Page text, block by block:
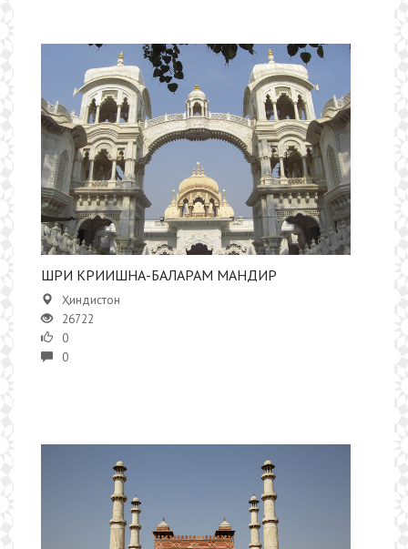
ШРИ КРИИШНА-БАЛАРАМ МАНДИР
Ҳиндистон
26722
0
0